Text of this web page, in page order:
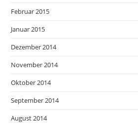
Februar 2015
Januar 2015
Dezember 2014
November 2014
Oktober 2014
September 2014
August 2014